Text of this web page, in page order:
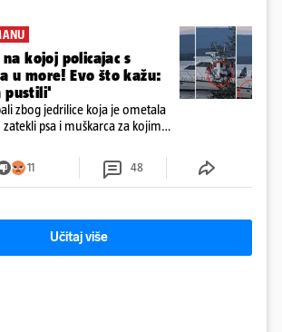
kojoj policajac s
u more! Evo što kažu:
pustili'
zbog jedrilice koja je ometala
psa i muškarca za kojim
komunalni redar
11 48
Učitaj više